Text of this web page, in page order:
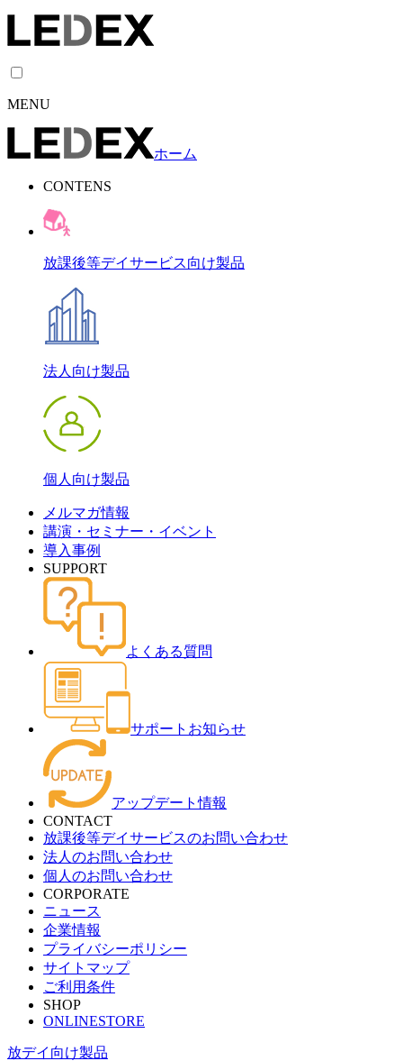
MENU
ホーム
CONTENS
放課後等デイサービス向け製品
法人向け製品
個人向け製品
メルマガ情報
講演・セミナー・イベント
導入事例
SUPPORT
よくある質問
サポートお知らせ
アップデート情報
CONTACT
放課後等デイサービスのお問い合わせ
法人のお問い合わせ
個人のお問い合わせ
CORPORATE
ニュース
企業情報
プライバシーポリシー
サイトマップ
ご利用条件
SHOP
ONLINESTORE
放デイ向け製品